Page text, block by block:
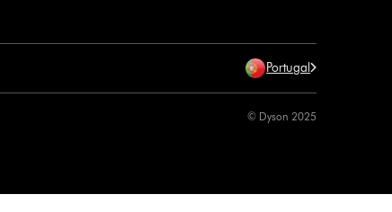
Portugal
© Dyson 2025